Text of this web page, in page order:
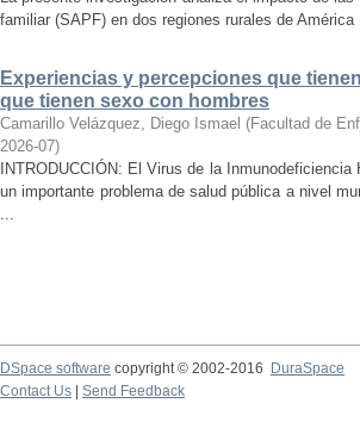
familiar (SAPF) en dos regiones rurales de
Experiencias y percepciones que
que tienen sexo con hombres
Camarillo Velázquez, Diego Ismael (Facultad de
2026-07)
INTRODUCCIÓN: El Virus de la
un importante problema de salud pública a nivel
...
DSpace software copyright © 2002-2016
DuraSpace
Contact Us
Send Feedback